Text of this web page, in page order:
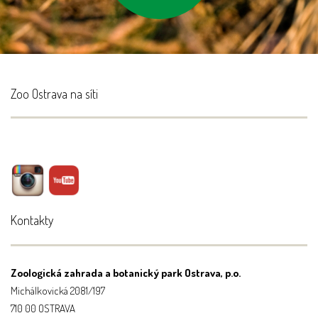
Zoo Ostrava na síti
Kontakty
Zoologická zahrada a botanický park Ostrava, p.o.
Michálkovická 2081/197
710 00 OSTRAVA